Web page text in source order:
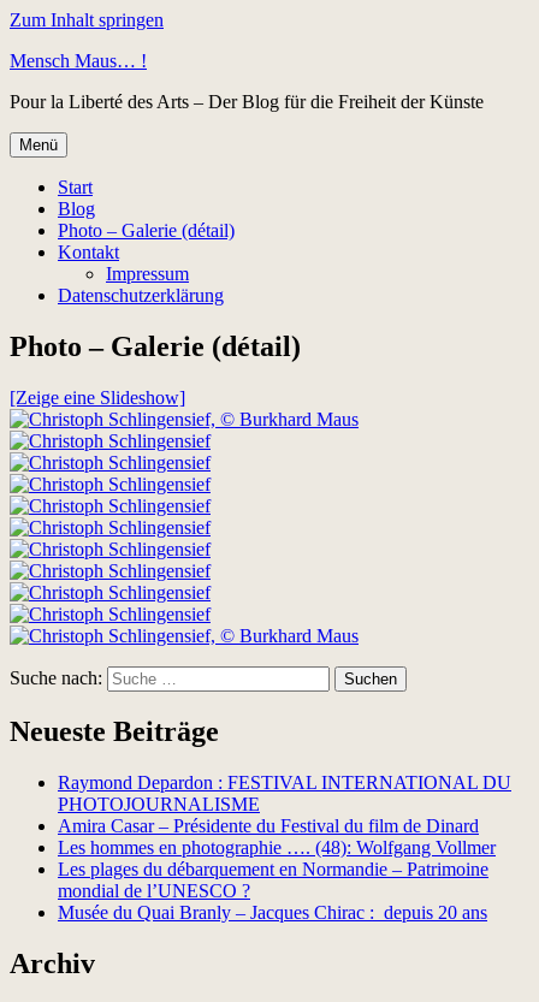
Zum Inhalt springen
Mensch Maus… !
Pour la Liberté des Arts – Der Blog für die Freiheit der Künste
Menü
Start
Blog
Photo – Galerie (détail)
Kontakt
Impressum
Datenschutzerklärung
Photo – Galerie (détail)
[Zeige eine Slideshow]
Suche nach: Suchen
Neueste Beiträge
Raymond Depardon : FESTIVAL INTERNATIONAL DU
PHOTOJOURNALISME
Amira Casar – Présidente du Festival du film de Dinard
Les hommes en photographie …. (48): Wolfgang Vollmer
Les plages du débarquement en Normandie – Patrimoine
mondial de l’UNESCO ?
Musée du Quai Branly – Jacques Chirac : depuis 20 ans
Archiv